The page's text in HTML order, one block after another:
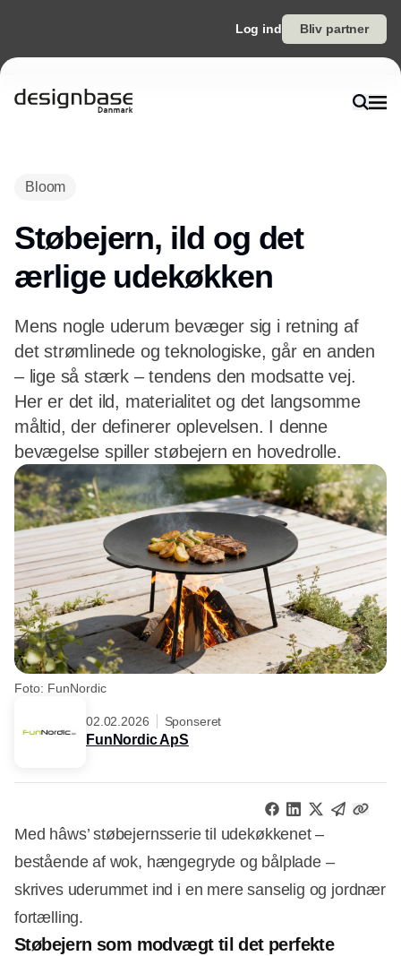
Log ind Bliv partner
Bloom
Støbejern, ild og det
ærlige udekøkken
Mens nogle uderum bevæger sig i retning af
det strømlinede og teknologiske, går en anden
– lige så stærk – tendens den modsatte vej.
Her er det ild, materialitet og det langsomme
måltid, der definerer oplevelsen. I denne
bevægelse spiller støbejern en hovedrolle.
Foto: FunNordic
02.02.2026 Sponseret
FunNordic ApS
Med hâws’ støbejernsserie til udekøkkenet –
bestående af wok, hængegryde og bålplade –
skrives uderummet ind i en mere sanselig og jordnær
fortælling.
Støbejern som modvægt til det perfekte